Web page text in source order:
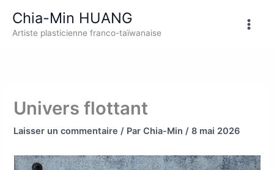
contenu
Chia-Min HUANG
Artiste plasticienne franco-taïwanaise
Univers flottant
Laisser un commentaire / ParChia-Min/8 mai 2026